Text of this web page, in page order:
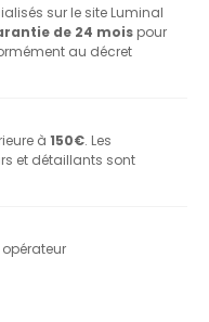
sur le site Luminal
de 24 mois pour
au décret
à 150€. Les
et détaillants sont